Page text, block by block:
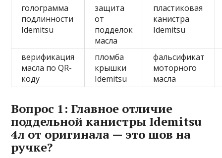
голограмма
подлинности
Idemitsu
защита
от
подделок
масла
пластиковая
канистра
Idemitsu
верификация
масла по QR-
коду
пломба
крышки
Idemitsu
фальсификат
моторного
масла
Вопрос 1: Главное отличие
поддельной канистры Idemitsu
4л от оригинала — это шов на
ручке?